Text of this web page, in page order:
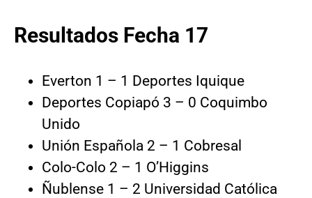
Resultados Fecha 17
Everton 1 – 1 Deportes Iquique
Deportes Copiapó 3 – 0 Coquimbo
Unido
Unión Española 2 – 1 Cobresal
Colo-Colo 2 – 1 O’Higgins
Ñublense 1 – 2 Universidad Católica